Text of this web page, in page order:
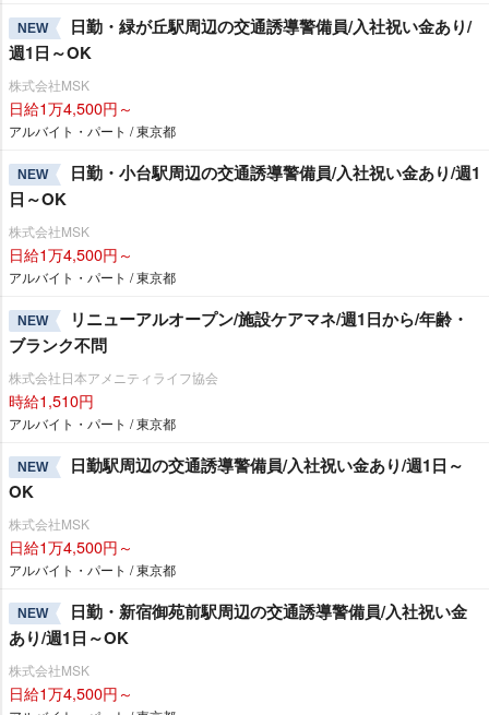
NEW
日勤・緑が丘駅周辺の交通誘導警備員/入社祝い金あり/
週1日～OK
株式会社MSK
日給1万4,500円～
アルバイト・パート / 東京都
NEW
日勤・小台駅周辺の交通誘導警備員/入社祝い金あり/週1
日～OK
株式会社MSK
日給1万4,500円～
アルバイト・パート / 東京都
NEW
リニューアルオープン/施設ケアマネ/週1日から/年齢・
ブランク不問
株式会社日本アメニティライフ協会
時給1,510円
アルバイト・パート / 東京都
NEW
日勤駅周辺の交通誘導警備員/入社祝い金あり/週1日～
OK
株式会社MSK
日給1万4,500円～
アルバイト・パート / 東京都
NEW
日勤・新宿御苑前駅周辺の交通誘導警備員/入社祝い金
あり/週1日～OK
株式会社MSK
日給1万4,500円～